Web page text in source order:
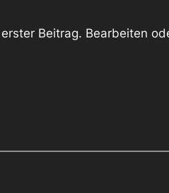
Beitrag. Bearbeiten